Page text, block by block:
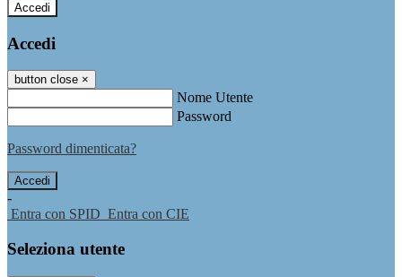
Accedi
Accedi
button close ×
Nome Utente
Password
Password dimenticata?
-
Entra con SPID Entra con CIE
Seleziona utente